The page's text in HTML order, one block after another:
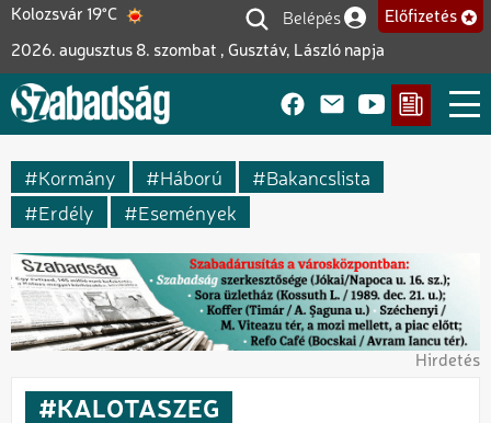
Ugrás
tartalomra
Kolozsvár 19°C
2026. augusztus 8. szombat , Gusztáv, László napja
Felhasználói fiók
Belépés Előfizetés
Kormány Háború
Bakancslista
Erdély
Események
Hirdetés
KALOTASZEG